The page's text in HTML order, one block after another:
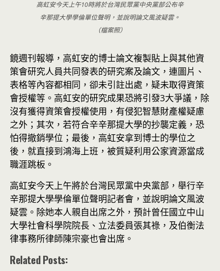
高虹安今天上午10時將於台灣民眾黨中央黨部公布辛
辛那提大學學倫單位聲明，並說明論文風波疑雲。
（檔案照）
鏡週刊報導，高虹安的博士論文複製貼上與其他資
策會研究人員共同發表的研究案及論文，連圖片、
表格等內容都相同，卻未引註出處，疑未取得資策
會授權等。高虹安的研究成果恐將引發3大爭議，除
沒有獲得資策會授權使用，有侵犯智慧財產權疑慮
之外；其次，若符合辛辛那提大學的抄襲定義，恐
怕得撤銷學位；最後，高虹安拿到博士的學位之
後，就直接到鴻海上班，被質疑利用公家資源當成
職涯跳板。
高虹安今天上午將於台灣民眾黨中央黨部，舉行辛
辛那提大學學倫單位聲明記者會，並說明論文風波
疑雲。除她本人親自出席之外，預計曾任國立中山
大學社會科學院院長、立法委員張其祿，及伯衡法
律事務所律師陳宗豪也會出席。
Related Posts: